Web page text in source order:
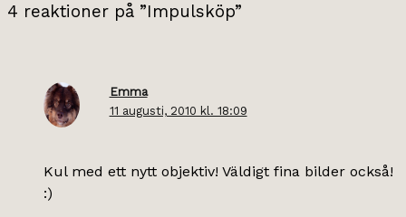
4 reaktioner på ”Impulsköp”
Emma
11 augusti, 2010 kl. 18:09
Kul med ett nytt objektiv! Väldigt fina bilder också!
:)